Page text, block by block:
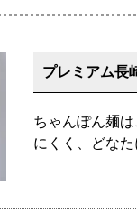
プレミアム長
ちゃんぽん麺
にくく、どな